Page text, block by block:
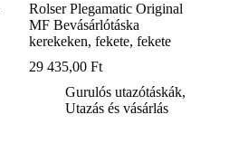
Rolser Plegamatic Original
MF Bevásárlótáska
kerekeken, fekete, fekete
29 435,00Ft
Gurulós utazótáskák,
Utazás és vásárlás